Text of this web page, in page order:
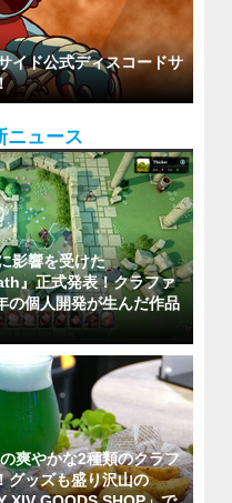
イド公式ディスコードサ
ニュース
影響を受けた
』正式発表！クラファ
の個人開発が生んだ作品
爽やかな2種類のクラフ
グッズも盛り沢山の